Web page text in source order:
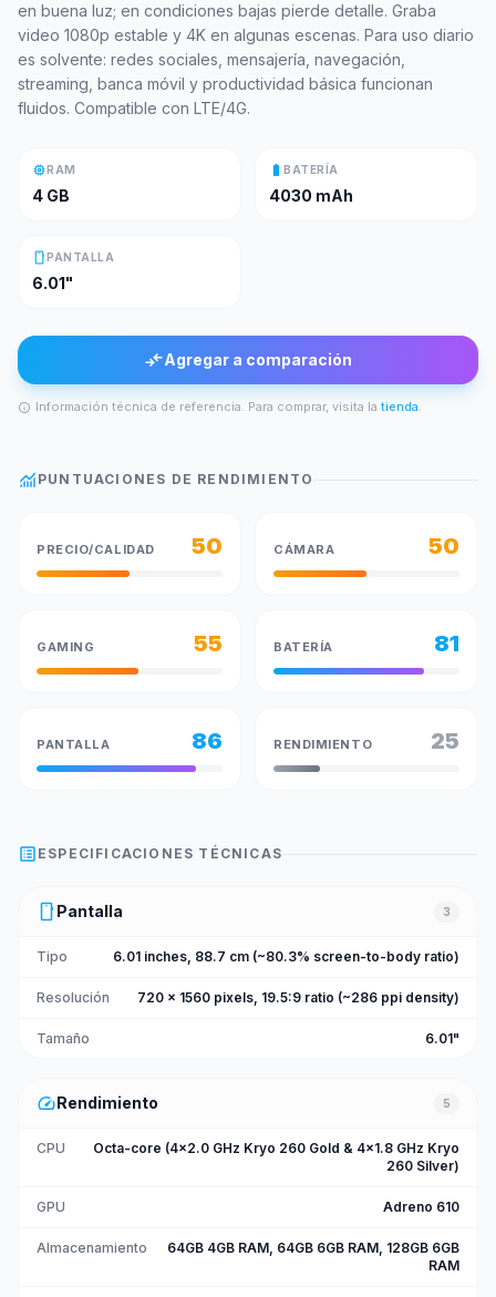
en buena luz; en condiciones bajas pierde detalle. Graba
video 1080p estable y 4K en algunas escenas. Para uso diario
es solvente: redes sociales, mensajería, navegación,
streaming, banca móvil y productividad básica funcionan
fluidos. Compatible con LTE/4G.
memoryRAM
4 GB
battery_full BATERÍA
4030 mAh
smartphonePANTALLA
6.01"
compare_arrowsAgregar a comparación
info Información técnica de referencia. Para comprar, visita la tienda.
monitoring PUNTUACIONES DE RENDIMIENTO
PRECIO/CALIDAD 50 CÁMARA 50
GAMING 55 BATERÍA 81
PANTALLA 86 RENDIMIENTO 25
list_alt ESPECIFICACIONES TÉCNICAS
smartphone Pantalla 3
Tipo 6.01 inches, 88.7 cm (~80.3% screen-to-body ratio)
Resolución 720 x 1560 pixels, 19.5:9 ratio (~286 ppi density)
Tamaño 6.01"
speedRendimiento 5
CPU
Octa-core (4x2.0 GHz Kryo 260 Gold & 4x1.8 GHz Kryo
260 Silver)
GPU Adreno 610
Almacenamiento
64GB 4GB RAM, 64GB 6GB RAM, 128GB 6GB
RAM